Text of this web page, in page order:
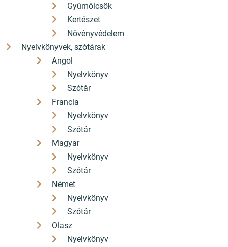
Gyümölcsök
Kertészet
Növényvédelem
Nyelvkönyvek, szótárak
Angol
Nyelvkönyv
Szótár
Francia
Nyelvkönyv
Szótár
Magyar
Nyelvkönyv
Szótár
Német
Nyelvkönyv
Szótár
Olasz
Nyelvkönyv